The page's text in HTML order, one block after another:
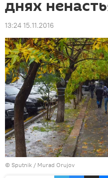
днях
13:24 15.11.2016
© Sputnik / Murad Orujov